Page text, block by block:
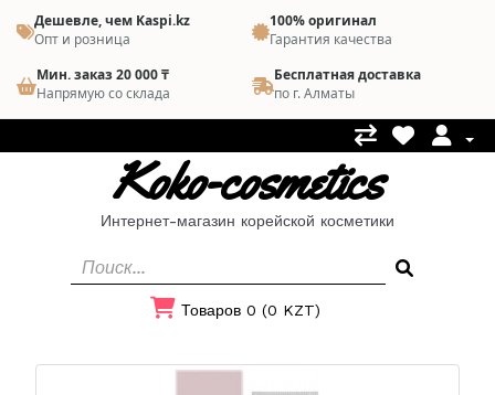
Дешевле, чем Kaspi.kz
Опт и розница
100% оригинал
Гарантия качества
Мин. заказ 20 000 ₸
Напрямую со склада
Бесплатная доставка
по г. Алматы
Koko-cosmetics
Интернет-магазин корейской косметики
Товаров 0 (0 KZT)